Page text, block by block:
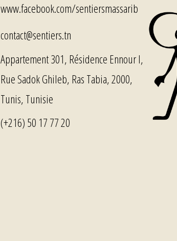
www.facebook.com/sentiersmassarib
contact@sentiers.tn
Appartement 301, Résidence Ennour I,
Rue Sadok Ghileb, Ras Tabia, 2000,
Tunis, Tunisie
(+216) 50 17 77 20